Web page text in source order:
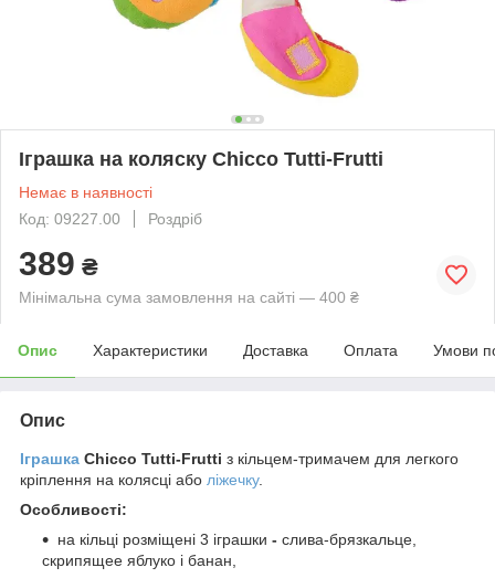
Іграшка на коляску Chicco Tutti-Frutti
Немає в наявності
Код: 09227.00
Роздріб
389 ₴
Мінімальна сума замовлення на сайті — 400 ₴
Опис Характеристики Доставка Оплата Умови
Опис
Іграшка Chicco Tutti-Frutti з кільцем-тримачем для легкого
кріплення на колясці або ліжечку.
Особливості:
на кільці розміщені 3 іграшки - слива-брязкальце,
скрипящее яблуко і банан,